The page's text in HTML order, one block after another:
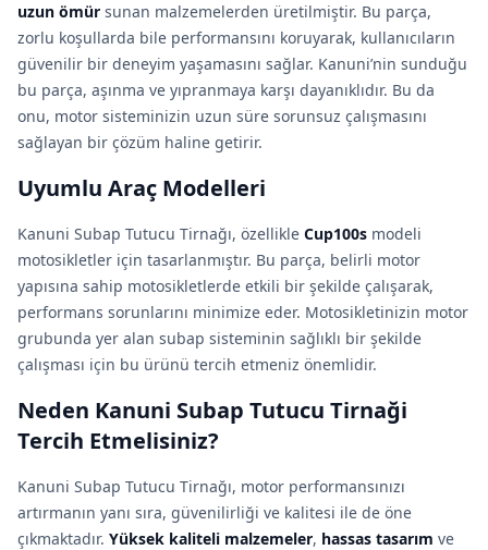
uzun ömür sunan malzemelerden üretilmiştir. Bu parça,
zorlu koşullarda bile performansını koruyarak, kullanıcıların
güvenilir bir deneyim yaşamasını sağlar. Kanuni’nin sunduğu
bu parça, aşınma ve yıpranmaya karşı dayanıklıdır. Bu da
onu, motor sisteminizin uzun süre sorunsuz çalışmasını
sağlayan bir çözüm haline getirir.
Uyumlu Araç Modelleri
Kanuni Subap Tutucu Tirnağı, özellikle Cup100s modeli
motosikletler için tasarlanmıştır. Bu parça, belirli motor
yapısına sahip motosikletlerde etkili bir şekilde çalışarak,
performans sorunlarını minimize eder. Motosikletinizin motor
grubunda yer alan subap sisteminin sağlıklı bir şekilde
çalışması için bu ürünü tercih etmeniz önemlidir.
Neden Kanuni Subap Tutucu Tirnaği
Tercih Etmelisiniz?
Kanuni Subap Tutucu Tirnağı, motor performansınızı
artırmanın yanı sıra, güvenilirliği ve kalitesi ile de öne
çıkmaktadır. Yüksek kaliteli malzemeler, hassas tasarım ve